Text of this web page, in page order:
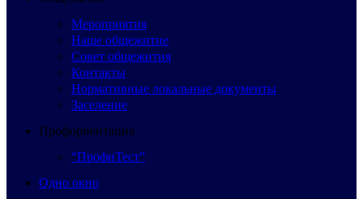
Мероприятия
Наше общежитие
Совет общежития
Контакты
Нормативные локальные документы
Заселение
Профориентация
“ПрофиТест”
Одно окно